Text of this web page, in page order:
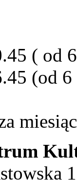
( od
(od 6
miesiąc